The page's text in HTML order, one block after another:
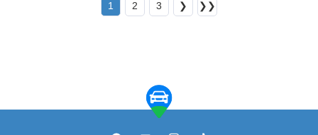
1 2 3 ❯ ❯❯